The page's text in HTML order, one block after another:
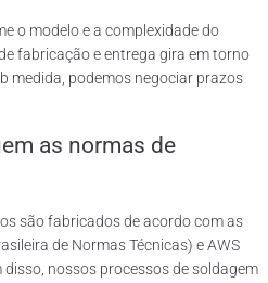
o modelo e a complexidade do
fabricação e entrega gira em torno
medida, podemos negociar prazos
as normas de
são fabricados de acordo com as
de Normas Técnicas) e AWS
nossos processos de soldagem